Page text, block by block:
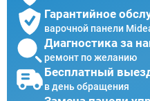
Гарантийное
варочной панели
Диагностика за
ремонт по желанию
Бесплатный
в день обращения